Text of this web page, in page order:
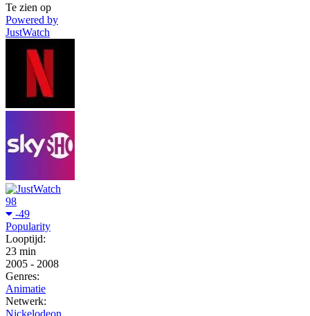
Te zien op
Powered by
JustWatch
98
-49
Popularity
Looptijd:
23 min
2005 - 2008
Genres:
Animatie
Netwerk:
Nickelodeon